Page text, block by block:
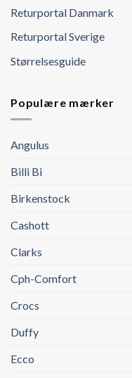
Returportal Danmark
Returportal Sverige
Størrelsesguide
Populære mærker
Angulus
Billi Bi
Birkenstock
Cashott
Clarks
Cph-Comfort
Crocs
Duffy
Ecco